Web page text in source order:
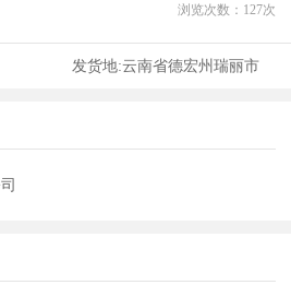
浏览次数： 127次
发货地:云南省德宏州瑞丽市